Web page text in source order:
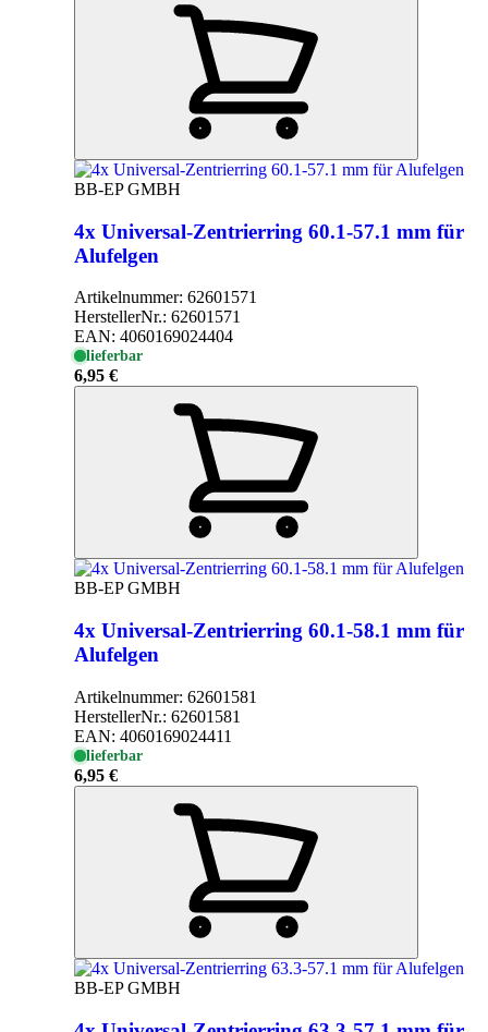
BB-EP GMBH
4x Universal-Zentrierring 60.1-57.1 mm für
Alufelgen
Artikelnummer: 62601571
HerstellerNr.: 62601571
EAN: 4060169024404
lieferbar
6,95 €
BB-EP GMBH
4x Universal-Zentrierring 60.1-58.1 mm für
Alufelgen
Artikelnummer: 62601581
HerstellerNr.: 62601581
EAN: 4060169024411
lieferbar
6,95 €
BB-EP GMBH